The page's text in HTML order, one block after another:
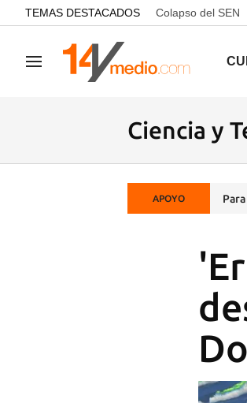
common.go-to-content
TEMAS DESTACADOS Colapso del SEN
Navegación
Ciencia y
APOYO